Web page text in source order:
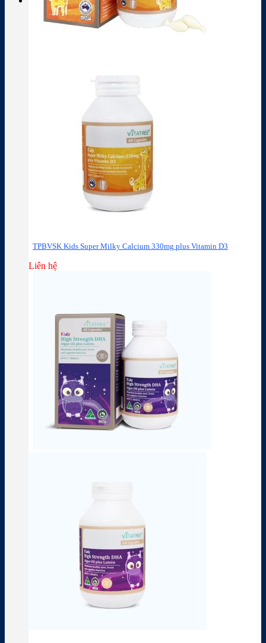
TPBVSK Kids Super Milky Calcium 330mg plus Vitamin D3
Liên hệ